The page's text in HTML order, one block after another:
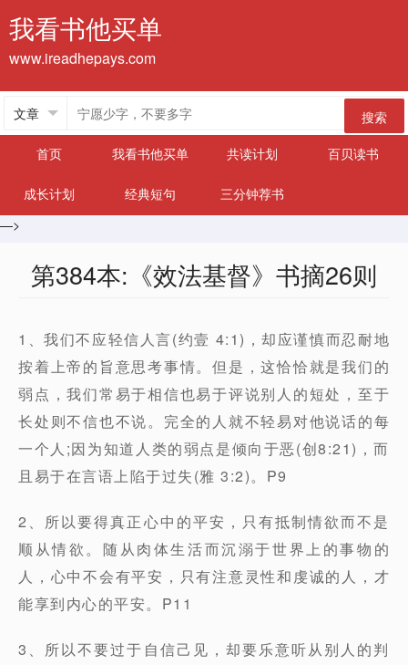
我看书他买单
www.ireadhepays.com
搜索
首页
我看书他买单 共读计划 百贝读书
成长计划 经典短句
三分钟荐书
—>
第384本:《效法基督》书摘26则
1、我们不应轻信人言(约壹 4:1)，却应谨慎而忍耐地
按着上帝的旨意思考事情。但是，这恰恰就是我们的
弱点，我们常易于相信也易于评说别人的短处，至于
长处则不信也不说。完全的人就不轻易对他说话的每
一个人;因为知道人类的弱点是倾向于恶(创8:21)，而
且易于在言语上陷于过失(雅 3:2)。P9
2、所以要得真正心中的平安，只有抵制情欲而不是
顺从情欲。随从肉体生活而沉溺于世界上的事物的
人，心中不会有平安，只有注意灵性和虔诚的人，才
能享到内心的平安。P11
3、所以不要过于自信己见，却要乐意听从别人的判